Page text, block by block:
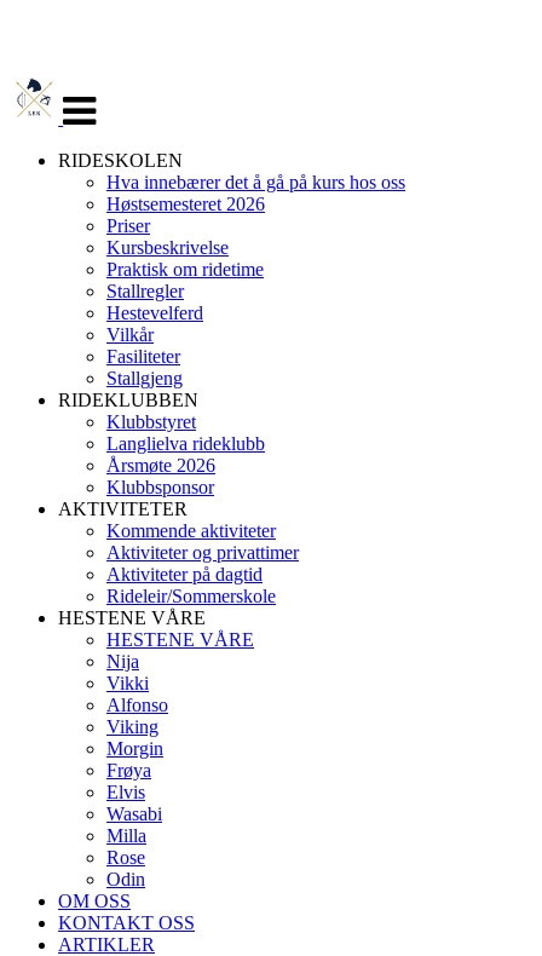
navigasjon
RIDESKOLEN
Hva innebærer det å gå på kurs hos oss
Høstsemesteret 2026
Priser
Kursbeskrivelse
Praktisk om ridetime
Stallregler
Hestevelferd
Vilkår
Fasiliteter
Stallgjeng
RIDEKLUBBEN
Klubbstyret
Langlielva rideklubb
Årsmøte 2026
Klubbsponsor
AKTIVITETER
Kommende aktiviteter
Aktiviteter og privattimer
Aktiviteter på dagtid
Rideleir/Sommerskole
HESTENE VÅRE
HESTENE VÅRE
Nija
Vikki
Alfonso
Viking
Morgin
Frøya
Elvis
Wasabi
Milla
Rose
Odin
OM OSS
KONTAKT OSS
ARTIKLER